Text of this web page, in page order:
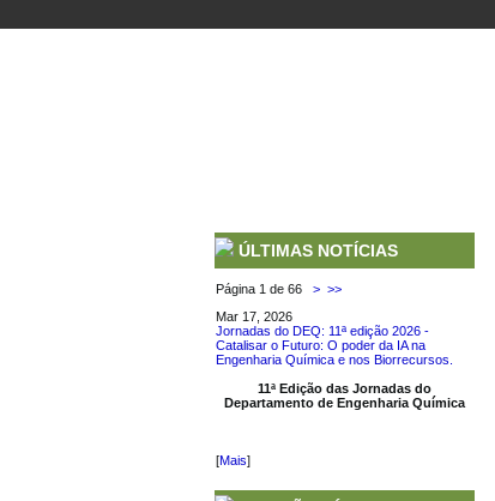
ÚLTIMAS NOTÍCIAS
Página 1 de 66 > >>
Mar 17, 2026
Jornadas do DEQ: 11ª edição 2026 -
Catalisar o Futuro: O poder da IA na
Engenharia Química e nos Biorrecursos.
11ª Edição das Jornadas do
Departamento de Engenharia Química
[Mais]